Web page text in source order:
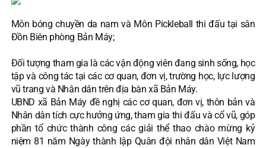
Môn bóng chuyền da nam và Môn Pickleball thi đấu tại sân
Đồn Biên phòng Bản Máy;
Đối tượng tham gia là các vận động viên đang sinh sống, học
tập và công tác tại các cơ quan, đơn vị, trường học, lực lượng
vũ trang và Nhân dân trên địa bàn xã Bản Máy.
UBND xã Bản Máy đề nghị các cơ quan, đơn vị, thôn bản và
Nhân dân tích cực hưởng ứng, tham gia thi đấu và cổ vũ, góp
phần tổ chức thành công các giải thể thao chào mừng kỷ
niệm 81 năm Ngày thành lập Quân đội nhân dân Việt Nam